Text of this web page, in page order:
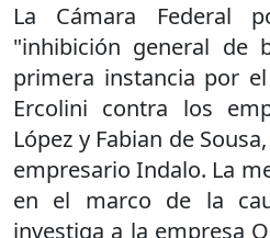
La Cámara Federal
"inhibición general de
primera instancia por
Ercolini contra los
López y Fabian de
empresario Indalo. La
en el marco de la
investiga a la empresa